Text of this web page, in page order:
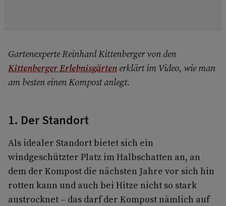
Gartenexperte Reinhard Kittenberger von den
Kittenberger Erlebnisgärtenerklärt im Video, wie man
am besten einen Kompost anlegt.
1. Der Standort
Als idealer Standort bietet sich ein
windgeschützter Platz im Halbschatten an, an
dem der Kompost die nächsten Jahre vor sich hin
rotten kann und auch bei Hitze nicht so stark
austrocknet – das darf der Kompost nämlich auf